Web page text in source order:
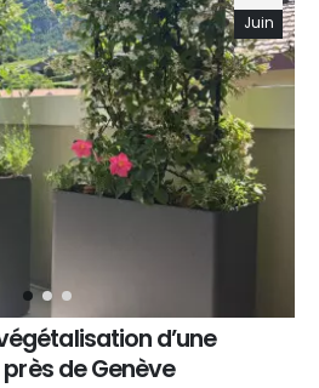
Juin
d’une
de Genève